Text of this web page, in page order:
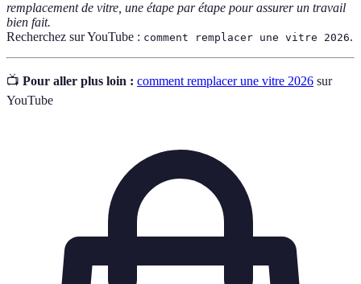
remplacement de vitre, une étape par étape pour assurer un travail
bien fait.
Recherchez sur YouTube : comment remplacer une vitre 2026.
📺 Pour aller plus loin : comment remplacer une vitre 2026 sur
YouTube